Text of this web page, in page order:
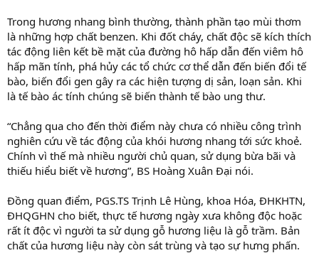
Trong hương nhang bình thường, thành phần tạo mùi thơm
là những hợp chất benzen. Khi đốt cháy, chất độc sẽ kích thích
tác động liên kết bề mặt của đường hô hấp dẫn đến viêm hô
hấp mãn tính, phá hủy các tổ chức cơ thể dẫn đến biến đổi tế
bào, biến đổi gen gây ra các hiện tượng dị sản, loạn sản. Khi
là tế bào ác tính chúng sẽ biến thành tế bào ung thư.
“Chẳng qua cho đến thời điểm này chưa có nhiều công trình
nghiên cứu về tác động của khói hương nhang tới sức khoẻ.
Chính vì thế mà nhiều người chủ quan, sử dụng bừa bãi và
thiếu hiểu biết về hương”, BS Hoàng Xuân Đại nói.
Đồng quan điểm, PGS.TS Trịnh Lê Hùng, khoa Hóa, ĐHKHTN,
ĐHQGHN cho biết, thực tế hương ngày xưa không độc hoặc
rất ít độc vì người ta sử dụng gỗ hương liệu là gỗ trầm. Bản
chất của hương liệu này còn sát trùng và tạo sự hưng phấn.